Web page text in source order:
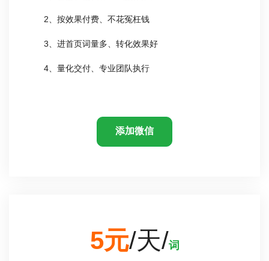
2、按效果付费、不花冤枉钱
3、进首页词量多、转化效果好
4、量化交付、专业团队执行
添加微信
5元/天/词